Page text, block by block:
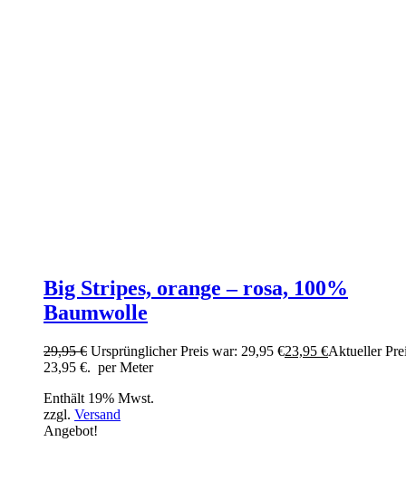
Big Stripes, orange – rosa, 100%
Baumwolle
29,95€ Ursprünglicher Preis war: 29,95 €23,95 €Aktueller
23,95 €. per Meter
Enthält 19% Mwst.
zzgl. Versand
Angebot!